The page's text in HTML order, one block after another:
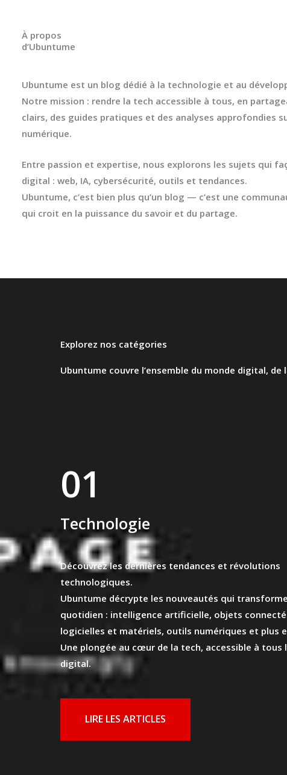
À propos
d’Ubuntume
Ubuntume est un blog dédié à la technologie et au
Notre mission : rendre la tech accessible à tous, en
clairs, des guides pratiques et des analyses approfondies
numérique.
Entre passion et expertise, nous explorons les sujets qui
digital : web, IA, cybersécurité, outils et tendances.
Ubuntume, c’est bien plus qu’un blog — c’est une
qui croit en la puissance du savoir et du partage.
Explorez nos catégories​
Ubuntume couvre l’ensemble du monde digital,
01
Technologie​
Découvrez les dernières tendances et révolutions
technologiques.
Ubuntume décrypte les nouveautés qui
quotidien : intelligence artificielle, objets
logicielles et matériels, outils numériques et plus
Une plongée au cœur de la tech, accessible à tous
digital.
LIRE LES ARTICLES